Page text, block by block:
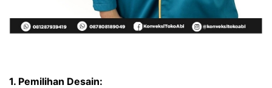
1. Pemilihan Desain: